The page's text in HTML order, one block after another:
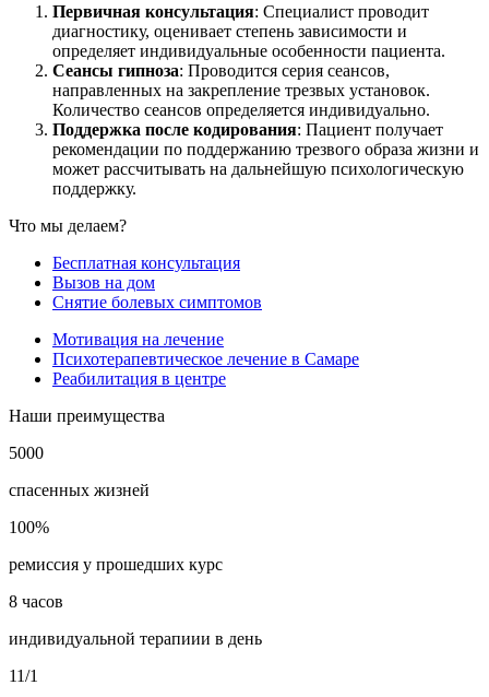
Первичная консультация: Специалист проводит
диагностику, оценивает степень зависимости и
определяет индивидуальные особенности пациента.
Сеансы гипноза: Проводится серия сеансов,
направленных на закрепление трезвых установок.
Количество сеансов определяется индивидуально.
Поддержка после кодирования: Пациент получает
рекомендации по поддержанию трезвого образа жизни и
может рассчитывать на дальнейшую психологическую
поддержку.
Что мы делаем?
Бесплатная консультация
Вызов на дом
Снятие болевых симптомов
Мотивация на лечение
Психотерапевтическое лечение в Самаре
Реабилитация в центре
Наши преимущества
5000
спасенных жизней
100%
ремиссия у прошедших курс
8 часов
индивидуальной терапиии в день
11/1